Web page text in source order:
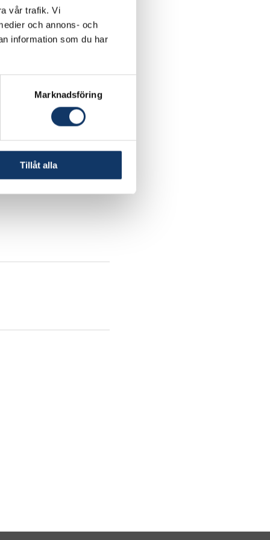
vår trafik. Vi
och annons- och
information som du har
Marknadsföring
Tillåt alla